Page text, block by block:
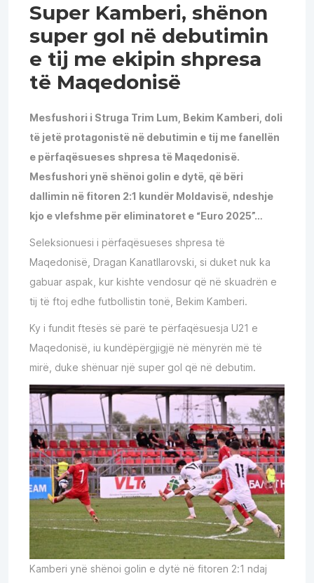
Super Kamberi, shënon
super gol në debutimin
e tij me ekipin shpresa
të Maqedonisë
Mesfushori i Struga Trim Lum, Bekim Kamberi, doli
të jetë protagonistë në debutimin e tij me fanellën
e përfaqësueses shpresa të Maqedonisë.
Mesfushori ynë shënoi golin e dytë, që bëri
dallimin në fitoren 2:1 kundër Moldavisë, ndeshje
kjo e vlefshme për eliminatoret e “Euro 2025”…
Seleksionuesi i përfaqësueses shpresa të
Maqedonisë, Dragan Kanatllarovski, si duket nuk ka
gabuar aspak, kur kishte vendosur që në skuadrën e
tij të ftoj edhe futbollistin tonë, Bekim Kamberi.
Ky i fundit ftesës së parë te përfaqësuesja U21 e
Maqedonisë, iu kundëpërgjigjë në mënyrën më të
mirë, duke shënuar një super gol që në debutim.
Kamberi ynë shënoi golin e dytë në fitoren 2:1 ndaj